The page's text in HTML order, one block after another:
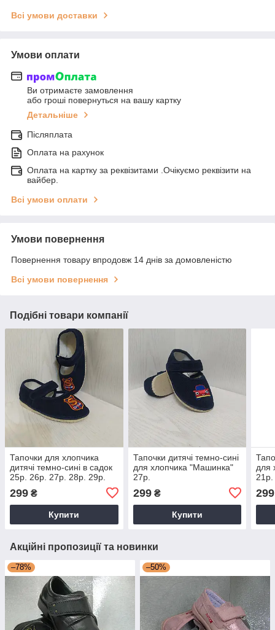
Всі умови доставки
Умови оплати
Ви отримаєте замовлення
або гроші повернуться на вашу картку
Детальніше
Післяплата
Оплата на рахунок
Оплата на картку за реквізитами .Очікуємо реквізити на
вайбер.
Всі умови оплати
Умови повернення
Повернення товару впродовж 14 днів за домовленістю
Всі умови повернення
Подібні товари компанії
Тапочки для хлопчика
дитячі темно-сині в садок
25р. 26р. 27р. 28р. 29р.
299 ₴
Купити
Тапочки дитячі темно-сині
для хлопчика "Машинка"
27р.
299₴
Купити
для
299
Акційні пропозиції та новинки
–78% –50%